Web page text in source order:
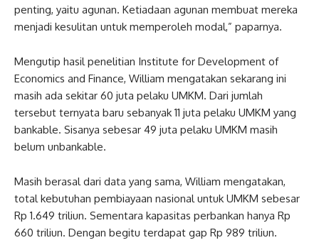
penting, yaitu agunan. Ketiadaan agunan membuat mereka
menjadi kesulitan untuk memperoleh modal,” paparnya.
Mengutip hasil penelitian Institute for Development of
Economics and Finance, William mengatakan sekarang ini
masih ada sekitar 60 juta pelaku UMKM. Dari jumlah
tersebut ternyata baru sebanyak 11 juta pelaku UMKM yang
bankable. Sisanya sebesar 49 juta pelaku UMKM masih
belum unbankable.
Masih berasal dari data yang sama, William mengatakan,
total kebutuhan pembiayaan nasional untuk UMKM sebesar
Rp 1.649 triliun. Sementara kapasitas perbankan hanya Rp
660 triliun. Dengan begitu terdapat gap Rp 989 triliun.